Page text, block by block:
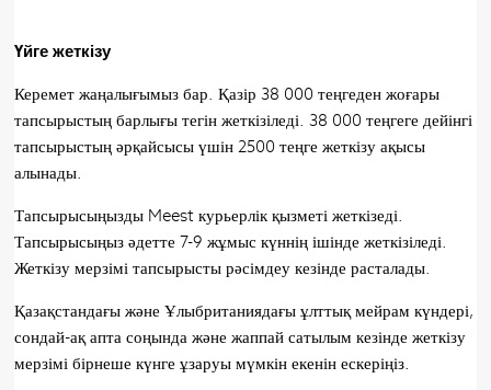
Үйге жеткізу
Керемет жаңалығымыз бар. Қазір 38 000 теңгеден жоғары
тапсырыстың барлығы тегін жеткізіледі. 38 000 теңгеге дейінгі
тапсырыстың әрқайсысы үшін 2500 теңге жеткізу ақысы
алынады.
Тапсырысыңызды Meest курьерлік қызметі жеткізеді.
Тапсырысыңыз әдетте 7-9 жұмыс күннің ішінде жеткізіледі.
Жеткізу мерзімі тапсырысты рәсімдеу кезінде расталады.
Қазақстандағы және Ұлыбританиядағы ұлттық мейрам күндері,
сондай-ақ апта соңында және жаппай сатылым кезінде жеткізу
мерзімі бірнеше күнге ұзаруы мүмкін екенін ескеріңіз.